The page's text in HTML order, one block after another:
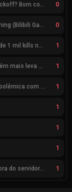
MIBR segue o mesmo caminho da RRQ no Kickoff? Bom começo, mas risco de eliminação hoje 0
Xi Lai Gaming x Guangzhou Huadu Bilibili Gaming (Bilibili Gaming) 0
aspas é o 1º jogador a atingir saldo positivo de 1 mil kills no VCT 1
f0rsaken critica Brasil no VALORANT: “Ninguém mais leva a sério” 1
Acertado com KRÜ, Saadhak se envolve em polêmica com keznit 1
1
1
1
Saadhak afirma “muitos desafios, dentro e fora do servidor” sobre a jornada até a classificação 1